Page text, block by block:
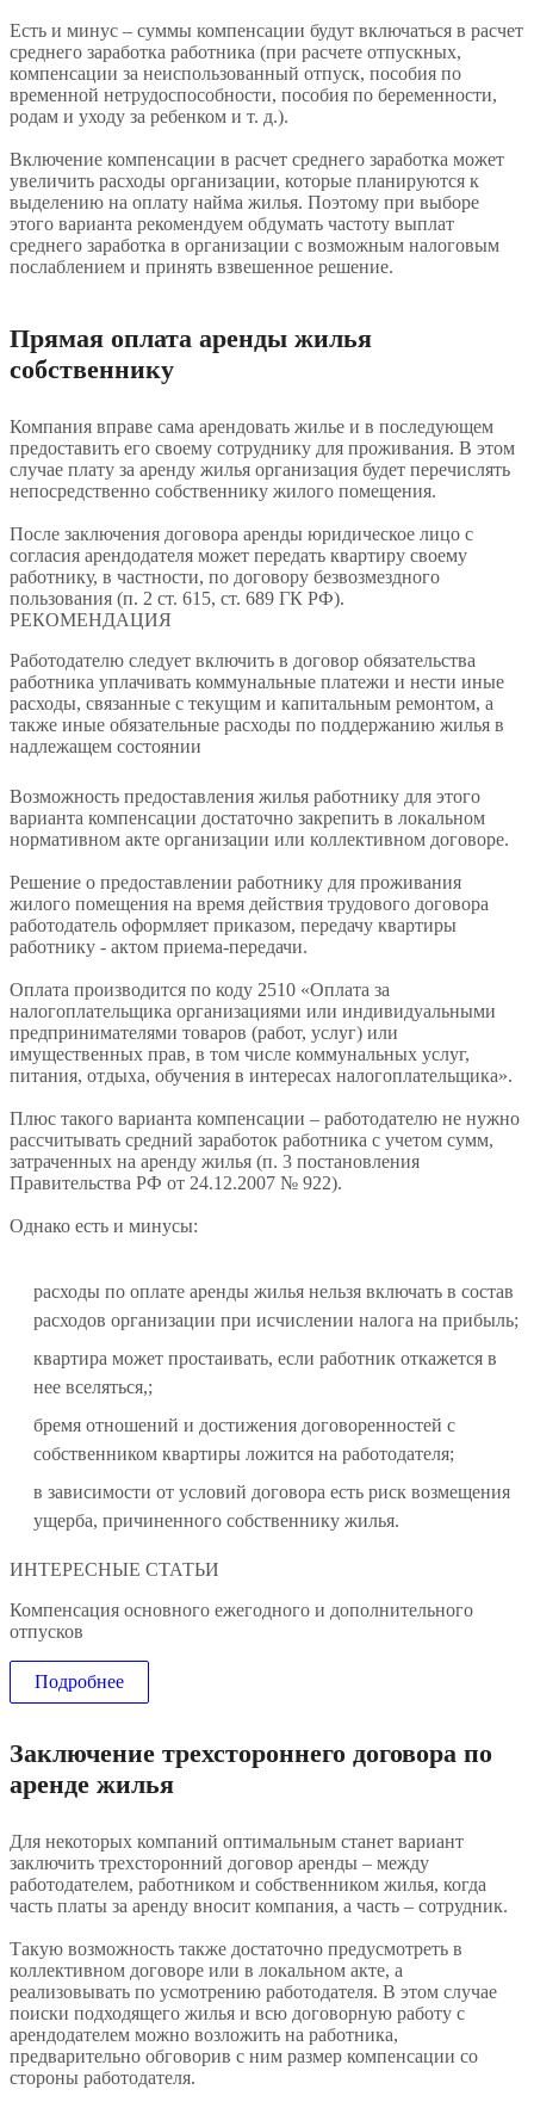
Есть и минус – суммы компенсации будут включаться в расчет
среднего заработка работника (при расчете отпускных,
компенсации за неиспользованный отпуск, пособия по
временной нетрудоспособности, пособия по беременности,
родам и уходу за ребенком и т. д.).
Включение компенсации в расчет среднего заработка может
увеличить расходы организации, которые планируются к
выделению на оплату найма жилья. Поэтому при выборе
этого варианта рекомендуем обдумать частоту выплат
среднего заработка в организации с возможным налоговым
послаблением и принять взвешенное решение.
Прямая оплата аренды жилья
собственнику
Компания вправе сама арендовать жилье и в последующем
предоставить его своему сотруднику для проживания. В этом
случае плату за аренду жилья организация будет перечислять
непосредственно собственнику жилого помещения.
После заключения договора аренды юридическое лицо с
согласия арендодателя может передать квартиру своему
работнику, в частности, по договору безвозмездного
пользования (п. 2 ст. 615, ст. 689 ГК РФ).
РЕКОМЕНДАЦИЯ
Работодателю следует включить в договор обязательства
работника уплачивать коммунальные платежи и нести иные
расходы, связанные с текущим и капитальным ремонтом, а
также иные обязательные расходы по поддержанию жилья в
надлежащем состоянии
Возможность предоставления жилья работнику для этого
варианта компенсации достаточно закрепить в локальном
нормативном акте организации или коллективном договоре.
Решение о предоставлении работнику для проживания
жилого помещения на время действия трудового договора
работодатель оформляет приказом, передачу квартиры
работнику - актом приема-передачи.
Оплата производится по коду 2510 «Оплата за
налогоплательщика организациями или индивидуальными
предпринимателями товаров (работ, услуг) или
имущественных прав, в том числе коммунальных услуг,
питания, отдыха, обучения в интересах налогоплательщика».
Плюс такого варианта компенсации – работодателю не нужно
рассчитывать средний заработок работника с учетом сумм,
затраченных на аренду жилья (п. 3 постановления
Правительства РФ от 24.12.2007 № 922).
Однако есть и минусы:
расходы по оплате аренды жилья нельзя включать в состав
расходов организации при исчислении налога на прибыль;
квартира может простаивать, если работник откажется в
нее вселяться,;
бремя отношений и достижения договоренностей с
собственником квартиры ложится на работодателя;
в зависимости от условий договора есть риск возмещения
ущерба, причиненного собственнику жилья.
ИНТЕРЕСНЫЕ СТАТЬИ
Компенсация основного ежегодного и дополнительного
отпусков
Подробнее
Заключение трехстороннего договора по
аренде жилья
Для некоторых компаний оптимальным станет вариант
заключить трехсторонний договор аренды – между
работодателем, работником и собственником жилья, когда
часть платы за аренду вносит компания, а часть – сотрудник.
Такую возможность также достаточно предусмотреть в
коллективном договоре или в локальном акте, а
реализовывать по усмотрению работодателя. В этом случае
поиски подходящего жилья и всю договорную работу с
арендодателем можно возложить на работника,
предварительно обговорив с ним размер компенсации со
стороны работодателя.